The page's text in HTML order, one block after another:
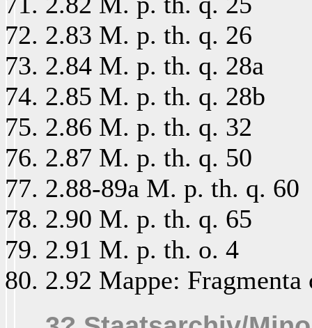
2.83 M. p. th. q. 26
2.84 M. p. th. q. 28a
2.85 M. p. th. q. 28b
2.86 M. p. th. q. 32
2.87 M. p. th. q. 50
2.88-89a M. p. th. q. 60
2.90 M. p. th. q. 65
2.91 M. p. th. o. 4
2.92 Mappe: